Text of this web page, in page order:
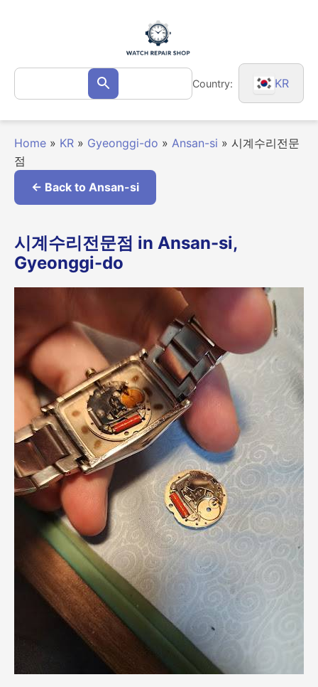
Search
for: Search Country: KR
Home » KR » Gyeonggi-do » Ansan-si » 시계수리전문
점
← Back to Ansan-si
시계수리전문점 in Ansan-si,
Gyeonggi-do